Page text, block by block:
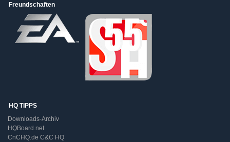
Freundschaften
HQ TIPPS
Downloads-Archiv
HQBoard.net
CnCHQ.de C&C HQ